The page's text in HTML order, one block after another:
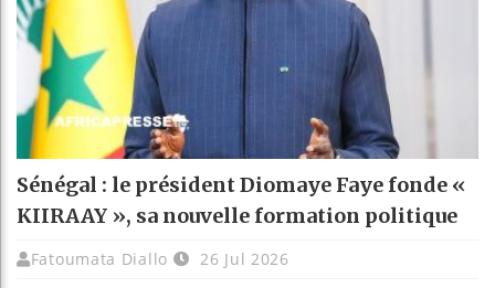
Sénégal : le président Diomaye Faye fonde «
KIIRAAY », sa nouvelle formation politique
Fatoumata Diallo 26 Jul 2026